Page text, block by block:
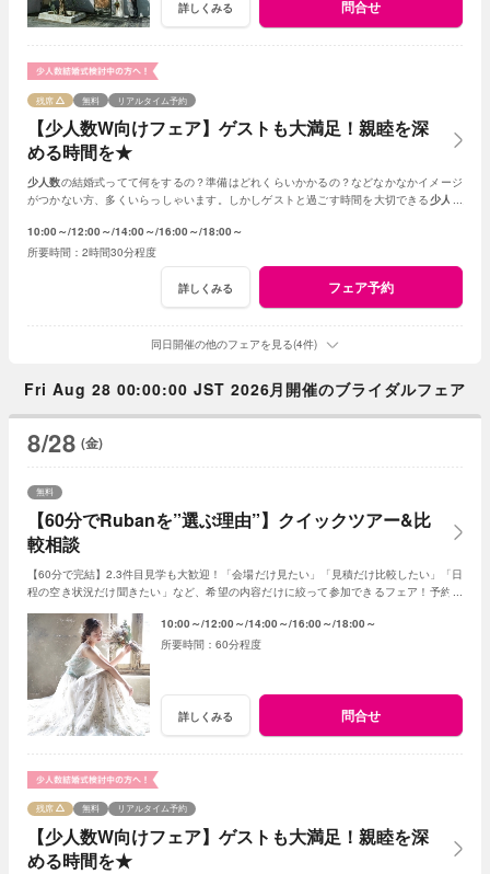
詳しくみる 問合せ
【少人数W向けフェア】ゲストも大満足！親睦を深
める時間を★
残席 無料 リアルタイム予約
少人数の結婚式ってて何をするの？準備はどれくらいかかるの？などなかなかイメージ
がつかない方、多くいらっしゃいます。しかしゲストと過ごす時間を大切できる少人数
10:00～ 12:00～ 14:00～ 16:00～ 18:00～
2時間30分程度
詳しくみる フェア予約
同日開催の他のフェアを見る(4件)
Fri Aug 28 00:00:00 JST 2026月開催のブライダルフェア
8/28 (金)
【60分でRubanを”選ぶ理由”】クイックツアー&比
較相談
無料
【60分で完結】2.3件目見学も大歓迎！「会場だけ見たい」「見積だけ比較したい」「日
程の空き状況だけ聞きたい」など、希望の内容だけに絞って参加できるフェア！予約時
10:00～ 12:00～ 14:00～ 16:00～ 18:00～
60分程度
詳しくみる 問合せ
【少人数W向けフェア】ゲストも大満足！親睦を深
める時間を★
残席 無料 リアルタイム予約